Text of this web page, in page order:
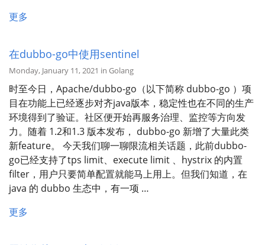
更多
在dubbo-go中使用sentinel
Monday, January 11, 2021 in Golang
时至今日，Apache/dubbo-go（以下简称 dubbo-go ）项
目在功能上已经逐步对齐java版本，稳定性也在不同的生产
环境得到了验证。社区便开始再服务治理、监控等方向发
力。随着 1.2和1.3 版本发布， dubbo-go 新增了大量此类
新feature。 今天我们聊一聊限流相关话题，此前dubbo-
go已经支持了tps limit、execute limit 、hystrix 的内置
filter，用户只要简单配置就能马上用上。但我们知道，在
java 的 dubbo 生态中，有一项 …
更多